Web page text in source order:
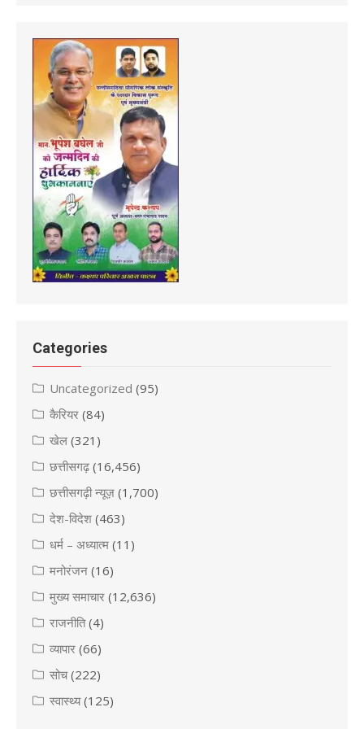
Categories
Uncategorized (95)
कैरियर (84)
खेल (321)
छत्तीसगढ़(16,456)
छत्तीसगढ़ी न्यूज़ (1,700)
देश-विदेश (463)
धर्म – अध्यात्म (11)
मनोरंजन (16)
मुख्य समाचार (12,636)
राजनीति(4)
व्यापार (66)
सोच(222)
स्वास्थ्य(125)